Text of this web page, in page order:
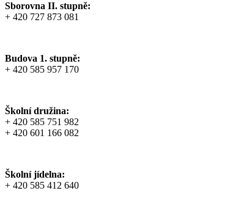
Sborovna II. stupně:
+ 420 727 873 081
Budova 1. stupně:
+ 420 585 957 170
Školní družina:
+ 420 585 751 982
+ 420 601 166 082
Školní jídelna:
+ 420 585 412 640